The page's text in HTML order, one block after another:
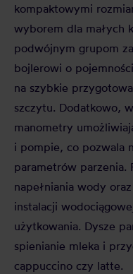
kompaktowymi
wyborem dla małych
podwójnym grupom
bojlerowi o
na szybkie
szczytu. Dodatkowo,
manometry
i pompie, co pozwala
parametrów parzenia.
napełniania wody
instalacji
użytkowania. Dysze
spienianie mleka i
cappuccino czy latte.